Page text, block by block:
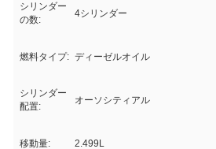
シリンダー
の数:
4シリンダー
燃料タイプ: ディーゼルオイル
シリンダー
配置:
オーソシティアル
移動量: 2.499L